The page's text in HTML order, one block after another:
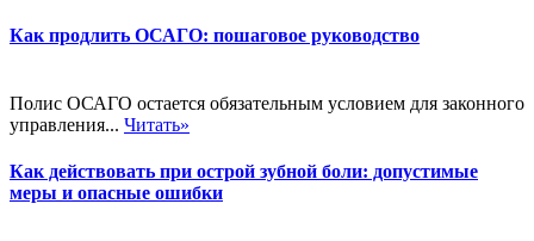
Как продлить ОСАГО: пошаговое руководство
Полис ОСАГО остается обязательным условием для законного
управления... Читать»
Как действовать при острой зубной боли: допустимые
меры и опасные ошибки